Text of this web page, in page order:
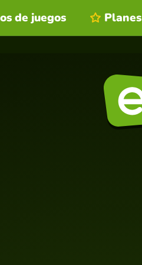
de juegos Planes